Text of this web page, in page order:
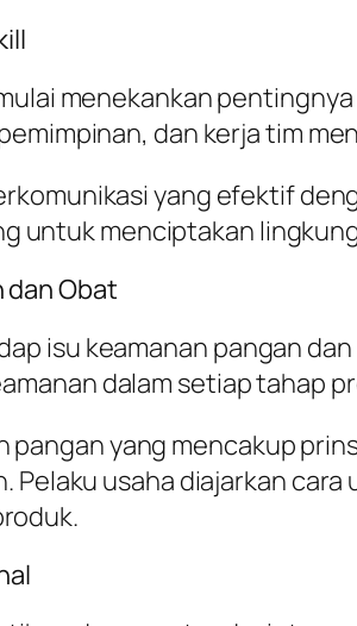
menekankan
dan kerja tim
yang efektif
untuk menciptakan
dan Obat
isu keamanan pangan
dalam setiap tahap
pangan yang mencakup
Pelaku usaha diajarkan